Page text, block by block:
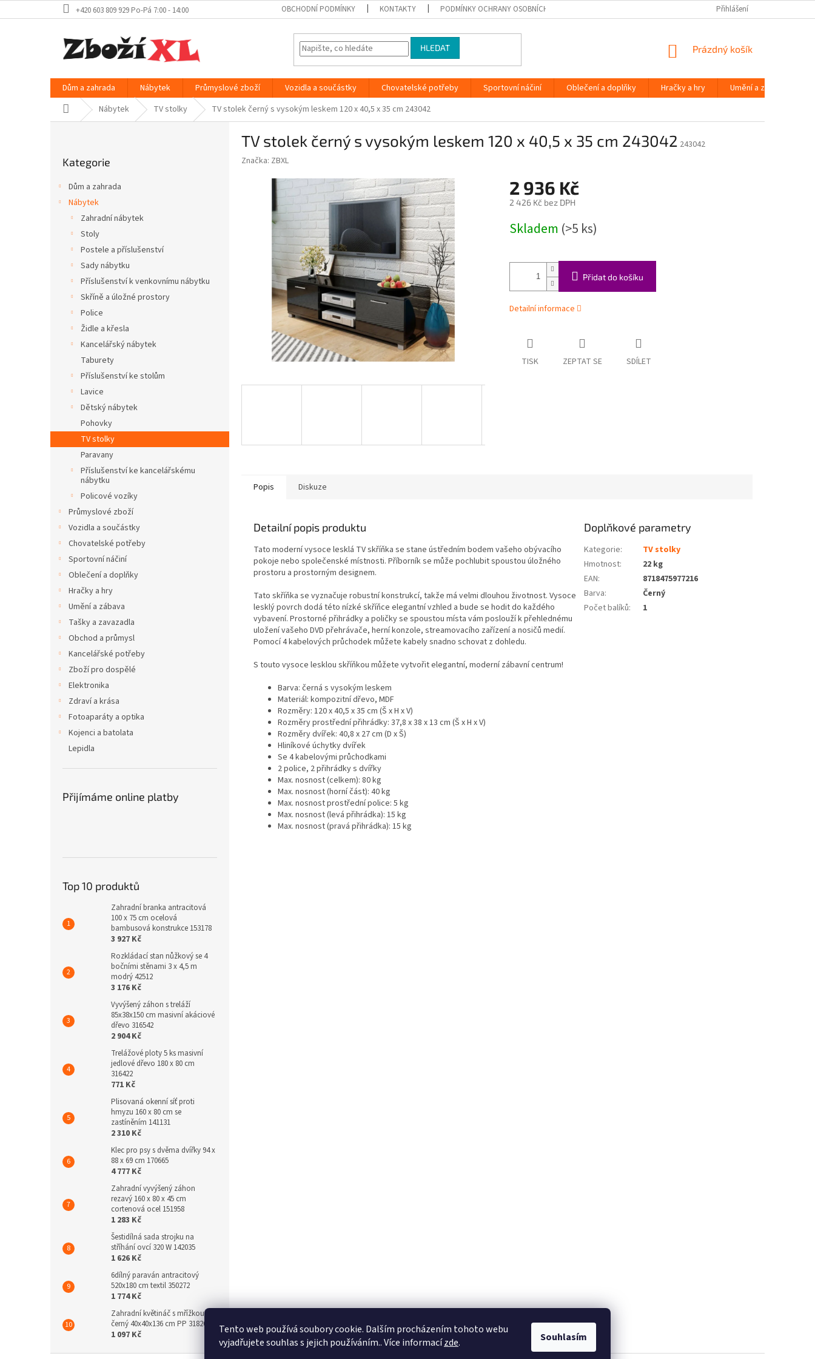
Tento web používá soubory cookie. Dalším procházením tohoto webu
vyjadřujete souhlas s jejich používáním.. Více informacízde. Souhlasím
na
+420 603 809 929 Po-Pá 7:00 - 14:00 OBCHODNÍ PODMÍNKY KONTAKTY PODMÍNKY OCHRANY OSOBNÍCH ÚDAJŮ Přihlášení
HLEDAT
NÁKUPNÍ
Prázdný košík
Dům a zahrada Nábytek Průmyslové zboží Vozidla a součástky Chovatelské potřeby Sportovní náčiní Oblečení a doplňky Hračky a hry Umění a zábava
Domů Nábytek TV stolky TV stolek černý s vysokým leskem 120 x 40,5 x 35 cm 243042
kategorie
Kategorie
Dům a zahrada
Nábytek
Zahradní nábytek
Stoly
Postele a příslušenství
Sady nábytku
Příslušenství k venkovnímu nábytku
Skříně a úložné prostory
Police
Židle a křesla
Kancelářský nábytek
Taburety
Příslušenství ke stolům
Lavice
Dětský nábytek
Pohovky
TV stolky
Paravany
Příslušenství ke kancelářskému
nábytku
Policové vozíky
Průmyslové zboží
Vozidla a součástky
Chovatelské potřeby
Sportovní náčiní
Oblečení a doplňky
Hračky a hry
Umění a zábava
Tašky a zavazadla
Obchod a průmysl
Kancelářské potřeby
Zboží pro dospělé
Elektronika
Zdraví a krása
Fotoaparáty a optika
Kojenci a batolata
Lepidla
Přijímáme online platby
Top 10 produktů
Zahradní branka antracitová
100 x 75 cm ocelová
bambusová konstrukce 153178
3 927 Kč
Rozkládací stan nůžkový se 4
bočními stěnami 3 x 4,5 m
modrý 42512
3 176 Kč
Vyvýšený záhon s treláží
85x38x150 cm masivní akáciové
dřevo 316542
2 904 Kč
Trelážové ploty 5 ks masivní
jedlové dřevo 180 x 80 cm
316422
771 Kč
Plisovaná okenní síť proti
hmyzu 160 x 80 cm se
zastíněním 141131
2 310 Kč
Klec pro psy s dvěma dvířky 94 x
88 x 69 cm 170665
4 777 Kč
Zahradní vyvýšený záhon
rezavý 160 x 80 x 45 cm
cortenová ocel 151958
1 283 Kč
Šestidílná sada strojku na
stříhání ovcí 320 W 142035
1 626 Kč
6dílný paraván antracitový
520x180 cm textil 350272
1 774 Kč
Zahradní květináč s mřížkou
černý 40x40x136 cm PP 318269
1 097 Kč
TV stolek černý s vysokým leskem 120 x 40,5 x 35 cm 243042 243042
Značka: ZBXL
2 936 Kč
2 426 Kč bez DPH
cena:
Skladem (>5 ks)
Přidat do košíku
Detailní informace
TISK ZEPTAT SE SDÍLET
Popis Diskuze
Detailní popis produktu
Tato moderní vysoce lesklá TV skříňka se stane ústředním bodem vašeho obývacího
pokoje nebo společenské místnosti. Příborník se může pochlubit spoustou úložného
prostoru a prostorným designem.
Tato skříňka se vyznačuje robustní konstrukcí, takže má velmi dlouhou životnost. Vysoce
lesklý povrch dodá této nízké skříňce elegantní vzhled a bude se hodit do každého
vybavení. Prostorné přihrádky a poličky se spoustou místa vám poslouží k přehlednému
uložení vašeho DVD přehrávače, herní konzole, streamovacího zařízení a nosičů medií.
Pomocí 4 kabelových průchodek můžete kabely snadno schovat z dohledu.
S touto vysoce lesklou skříňkou můžete vytvořit elegantní, moderní zábavní centrum!
Barva: černá s vysokým leskem
Materiál: kompozitní dřevo, MDF
Rozměry: 120 x 40,5 x 35 cm (Š x H x V)
Rozměry prostřední přihrádky: 37,8 x 38 x 13 cm (Š x H x V)
Rozměry dvířek: 40,8 x 27 cm (D x Š)
Hliníkové úchytky dvířek
Se 4 kabelovými průchodkami
2 police, 2 přihrádky s dvířky
Max. nosnost (celkem): 80 kg
Max. nosnost (horní část): 40 kg
Max. nosnost prostřední police: 5 kg
Max. nosnost (levá přihrádka): 15 kg
Max. nosnost (pravá přihrádka): 15 kg
Doplňkové parametry
Kategorie:
TV stolky
Hmotnost:
22 kg
EAN:
8718475977216
Barva:
Černý
Počet balíků: 1